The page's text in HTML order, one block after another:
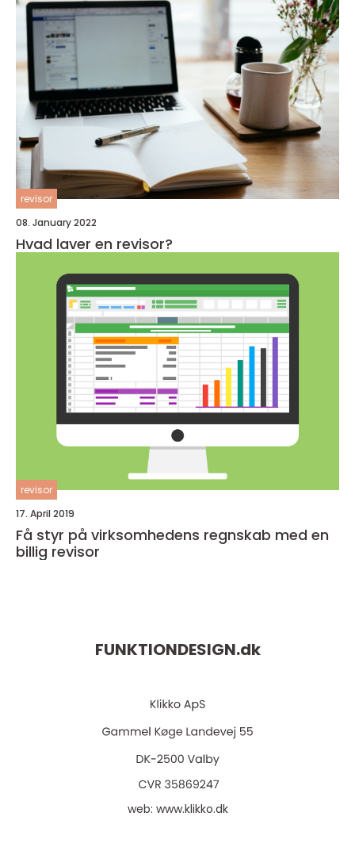
revisor
08. January 2022
Hvad laver en revisor?
revisor
17. April 2019
Få styr på virksomhedens regnskab med en
billig revisor
FUNKTIONDESIGN.dk
web: www.klikko.dk